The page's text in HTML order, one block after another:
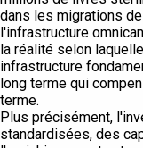
dans les migrations
l'infrastructure
la réalité selon
infrastructure
long terme qui
terme.
Plus précisément,
standardisées, des